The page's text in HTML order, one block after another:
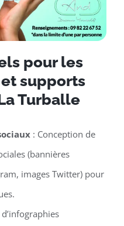
pour les
supports
Turballe
: Conception de
(bannières
images Twitter) pour